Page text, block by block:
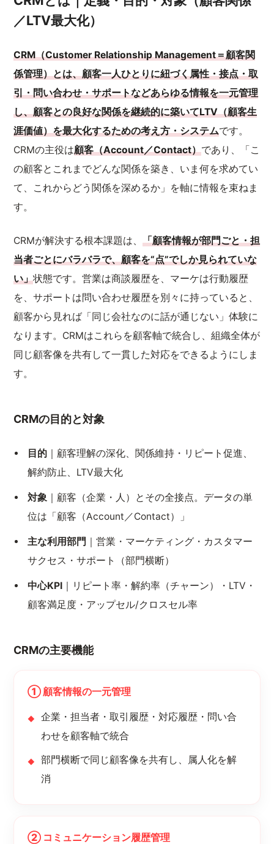
／LTV最大化）
CRM（Customer Relationship Management＝顧客関
係管理）とは、顧客一人ひとりに紐づく属性・接点・取
引・問い合わせ・サポートなどあらゆる情報を一元管理
し、顧客との良好な関係を継続的に築いてLTV（顧客生
涯価値）を最大化するための考え方・システムです。
CRMの主役は顧客（Account／Contact）であり、「こ
の顧客とこれまでどんな関係を築き、いま何を求めてい
て、これからどう関係を深めるか」を軸に情報を束ねま
す。
CRMが解決する根本課題は、「顧客情報が部門ごと・担
当者ごとにバラバラで、顧客を“点”でしか見られていな
い」状態です。営業は商談履歴を、マーケは行動履歴
を、サポートは問い合わせ履歴を別々に持っていると、
顧客から見れば「同じ会社なのに話が通じない」体験に
なります。CRMはこれらを顧客軸で統合し、組織全体が
同じ顧客像を共有して一貫した対応をできるようにしま
す。
CRMの目的と対象
目的 ｜顧客理解の深化、関係維持・リピート促進、
解約防止、LTV最大化
対象 ｜顧客（企業・人）とその全接点。データの単
位は「顧客（Account／Contact）」
主な利用部門 ｜営業・マーケティング・カスタマー
サクセス・サポート（部門横断）
中心KPI ｜リピート率・解約率（チャーン）・LTV・
顧客満足度・アップセル/クロスセル率
CRMの主要機能
① 顧客情報の一元管理
企業・担当者・取引履歴・対応履歴・問い合
わせを顧客軸で統合
部門横断で同じ顧客像を共有し、属人化を解
消
② コミュニケーション履歴管理